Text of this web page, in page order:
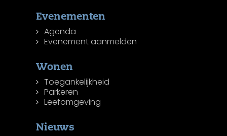
Evenementen
Agenda
Evenement aanmelden
Wonen
Toegankelijkheid
Parkeren
Leefomgeving
Nieuws